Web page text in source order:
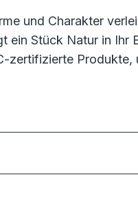
und Charakter
ein Stück Natur in Ihr
zertifizierte Produkte,